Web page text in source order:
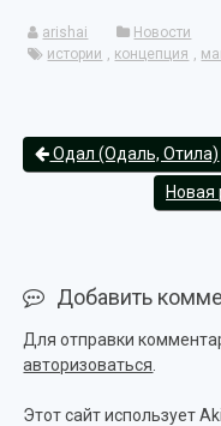
arishai
Новости
истории , концепция ,
Одал (Одаль, Отила)
Новая
Добавить
Для отправки
авторизоваться
Этот сайт использует